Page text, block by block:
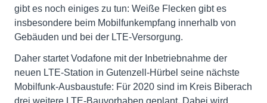
gibt es noch einiges zu tun: Weiße Flecken gibt es
insbesondere beim Mobilfunkempfang innerhalb von
Gebäuden und bei der LTE-Versorgung.
Daher startet Vodafone mit der Inbetriebnahme der
neuen LTE-Station in Gutenzell-Hürbel seine nächste
Mobilfunk-Ausbaustufe: Für 2020 sind im Kreis Biberach
drei weitere LTE-Bauvorhaben geplant. Dabei wird